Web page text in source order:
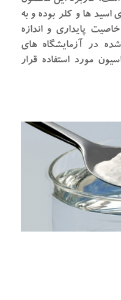
ها و کلر بوده و به
پایداری و اندازه
در آزمایشگاه های
مورد استفاده قرار